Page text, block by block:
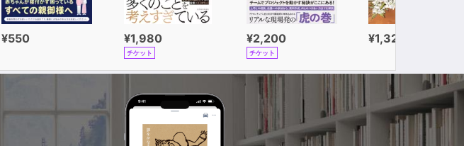
¥550 ¥1,980
チケット
¥2,200
チケット
¥1,320